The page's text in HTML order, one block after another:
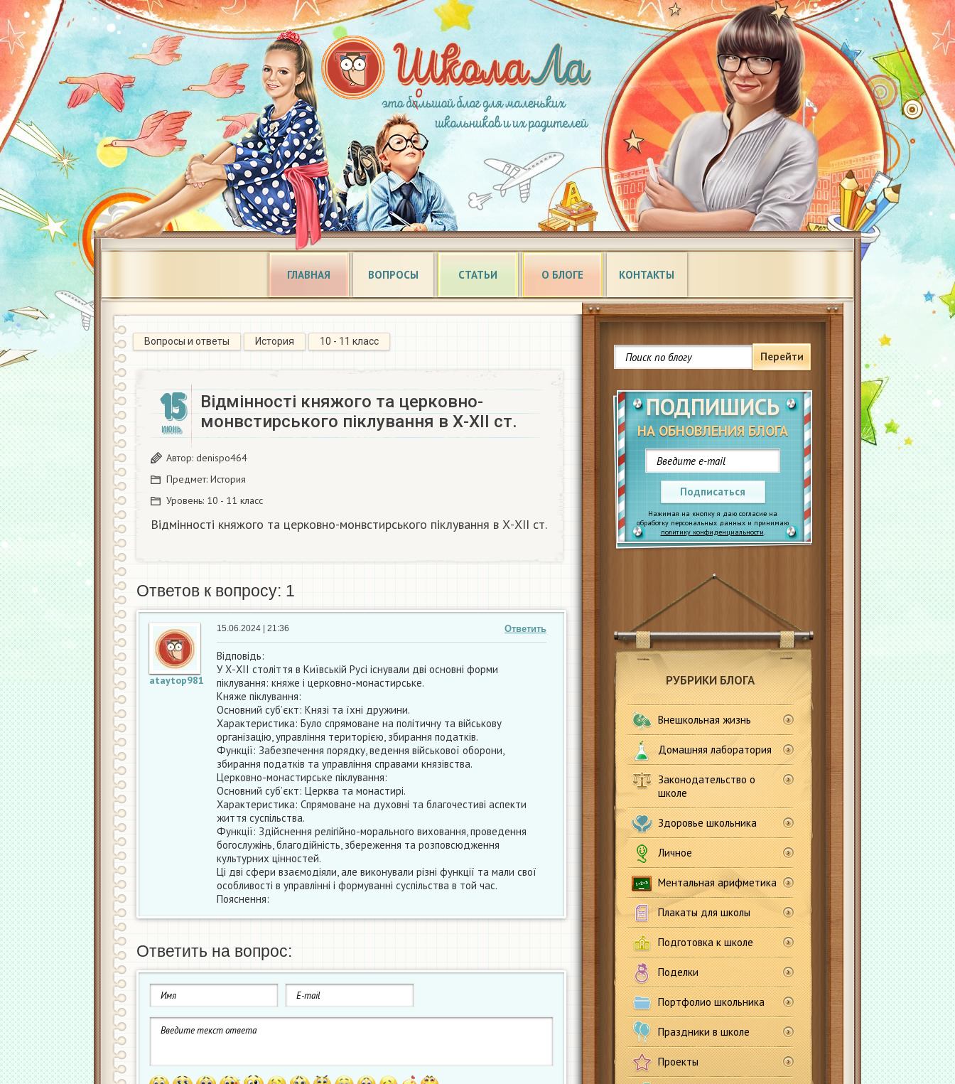
ГЛАВНАЯ ВОПРОСЫ СТАТЬИ О БЛОГЕ КОНТАКТЫ
Перейти
ПОДПИШИСЬ
НА ОБНОВЛЕНИЯ БЛОГА
Подписаться
Нажимая на кнопку я даю согласие на
обработку персональных данных и принимаю
политику конфиденциальности.
РУБРИКИ БЛОГА
Внешкольная жизнь
Домашняя лаборатория
Законодательство о
школе
Здоровье школьника
Личное
Ментальная арифметика
Плакаты для школы
Подготовка к школе
Поделки
Портфолио школьника
Праздники в школе
Проекты
Вопросы и ответы История 10 - 11 класс
15
ИЮНЬ
Відмінності княжого та церковно-
монвстирського піклування в Х-ХІІ ст.
Автор: denispo464
Предмет: История
Уровень: 10 - 11 класс
Відмінності княжого та церковно-монвстирського піклування в Х-ХІІ ст.
Ответов к вопросу: 1
ataytop981
Ответить
15.06.2024 | 21:36
Відповідь:
У Х-ХІІ століття в Київській Русі існували дві основні форми
піклування: княже і церковно-монастирське.
Княже піклування:
Основний суб’єкт: Князі та їхні дружини.
Характеристика: Було спрямоване на політичну та військову
організацію, управління територією, збирання податків.
Функції: Забезпечення порядку, ведення військової оборони,
збирання податків та управління справами князівства.
Церковно-монастирське піклування:
Основний суб’єкт: Церква та монастирі.
Характеристика: Спрямоване на духовні та благочестиві аспекти
життя суспільства.
Функції: Здійснення релігійно-морального виховання, проведення
богослужінь, благодійність, збереження та розповсюдження
культурних цінностей.
Ці дві сфери взаємодіяли, але виконували різні функції та мали свої
особливості в управлінні і формуванні суспільства в той час.
Пояснення:
Ответить на вопрос: